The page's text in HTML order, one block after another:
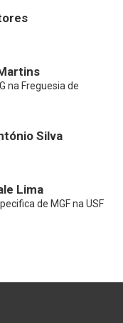
na Freguesia de
Silva
Lima
de MGF na USF